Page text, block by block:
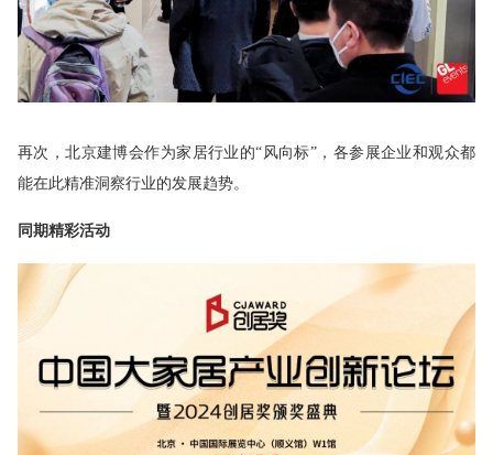
再次，北京建博会作为家居行业的“风向标”，各参展企业和观众都
能在此精准洞察行业的发展趋势。
同期精彩活动